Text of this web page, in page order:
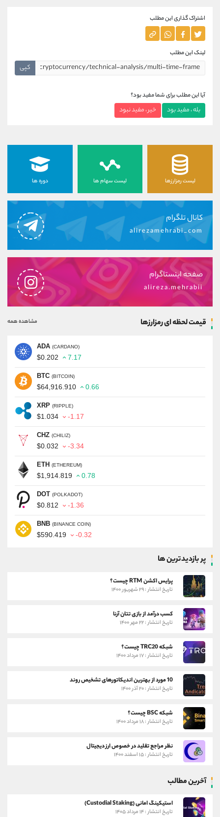
اشتراک گذاری این مطلب
لینک این مطلب
کپی
آیا این مطلب برای شما مفید بود؟
بله ، مفید بود خیر ، مفید نبود
لیست رمزارزها لیست سهام ها دوره ها
کانال تلگرام
alirezamehrabi_com
صفحه اینستاگرام
alireza.mehrabii
قیمت لحظه ای رمزارزها مشاهده همه
ADA (CARDANO)
$0.202 7.17
BTC (BITCOIN)
$64,916.910 0.66
XRP (RIPPLE)
$1.034 -1.17
CHZ (CHILIZ)
$0.032 -3.34
ETH (ETHEREUM)
$1,914.819 0.78
DOT (POLKADOT)
$0.812 -1.36
BNB (BINANCE COIN)
$590.419 -0.32
پر بازدیدترین ها
پرایس اکشن RTM چیست؟
تاریخ انتشار : ۲۹ شهریور ۱۴۰۰
کسب درآمد از بازی تتان آرنا
تاریخ انتشار : ۲۲ مهر ۱۴۰۰
شبکه TRC20 چیست؟
تاریخ انتشار : ۱۷ مرداد ۱۴۰۰
10 مورد از بهترین اندیکاتورهای تشخیص روند
تاریخ انتشار : ۲۰ آذر ۱۴۰۰
شبکه BSC چیست؟
تاریخ انتشار : ۱۸ مرداد ۱۴۰۰
نظر مراجع تقلید در خصوص ارز دیجیتال
تاریخ انتشار : ۱۵ اسفند ۱۴۰۰
آخرین مطالب
استیکینگ امانی (Custodial Staking)
تاریخ انتشار : ۱۴ مرداد ۱۴۰۵